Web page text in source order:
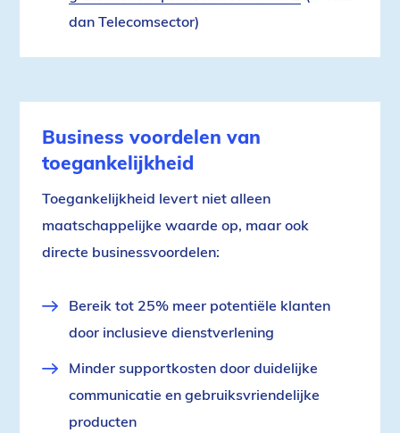
dan Telecomsector)
Business voordelen van
toegankelijkheid
Toegankelijkheid levert niet alleen
maatschappelijke waarde op, maar ook
directe businessvoordelen:
Bereik tot 25% meer potentiële klanten
door inclusieve dienstverlening
Minder supportkosten door duidelijke
communicatie en gebruiksvriendelijke
producten